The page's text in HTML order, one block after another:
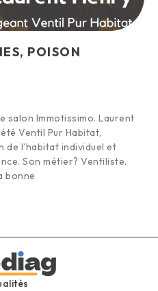
POISON
salon Immotissimo. Laurent
Ventil Pur Habitat,
de l’habitat individuel et
Son métier? Ventiliste.
bonne